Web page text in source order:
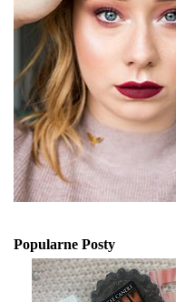
Popularne Posty